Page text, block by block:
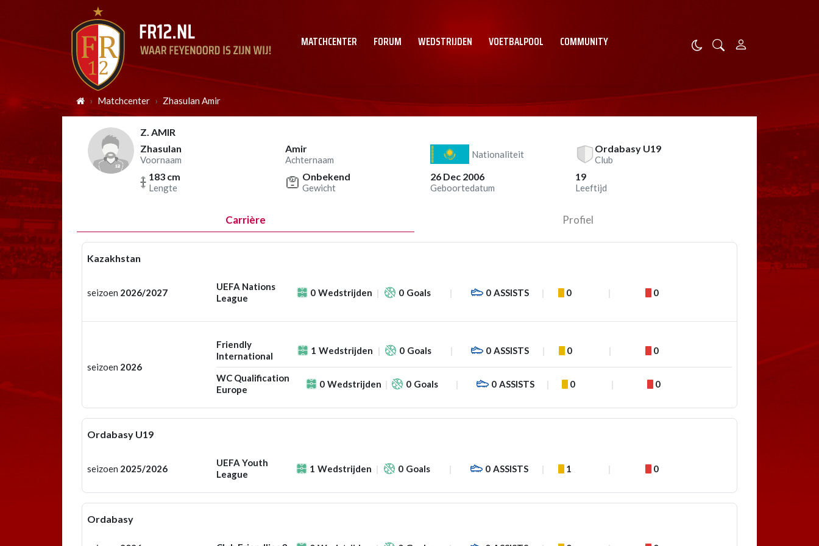
MATCHCENTER FORUM WEDSTRIJDEN VOETBALPOOL COMMUNITY
Matchcenter Zhasulan Amir
Z. AMIR
Zhasulan
Voornaam
Amir
Achternaam
Nationaliteit Ordabasy U19
Club
183 cm
Lengte
Onbekend
Gewicht
26 Dec 2006
Geboortedatum
19
Leeftijd
Carrière Profiel
Kazakhstan
seizoen 2026/2027
UEFA Nations
League
0 Wedstrijden 0 Goals 0 ASSISTS 0 0
seizoen 2026
Friendly
International
1 Wedstrijden 0 Goals 0 ASSISTS 0 0
WC Qualification
Europe
0 Wedstrijden 0 Goals 0 ASSISTS 0 0
Ordabasy U19
seizoen 2025/2026
UEFA Youth
League
1 Wedstrijden 0 Goals 0 ASSISTS 1 0
Ordabasy